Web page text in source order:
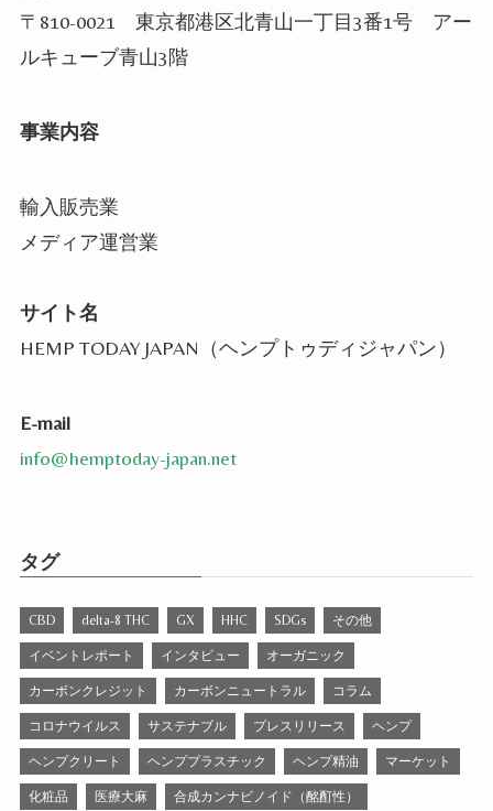
〒810-0021 東京都港区北青山一丁目3番1号 アー
ルキューブ青山3階
事業内容
輸入販売業
メディア運営業
サイト名
HEMP TODAY JAPAN（ヘンプトゥディジャパン）
E-mail
info@hemptoday-japan.net
タグ
CBD delta-8 THC GX HHC SDGs その他
イベントレポート インタビュー オーガニック
カーボンクレジット カーボンニュートラル コラム
コロナウイルス サステナブル プレスリリース ヘンプ
ヘンプクリート ヘンププラスチック ヘンプ精油 マーケット
化粧品 医療大麻 合成カンナビノイド（酩酊性）